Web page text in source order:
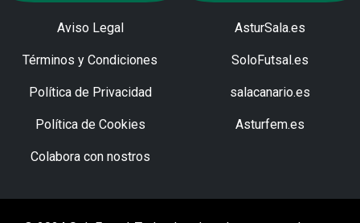
Aviso Legal
Términos y Condiciones
Política de Privacidad
Política de Cookies
Colabora con nostros
AsturSala.es
SoloFutsal.es
salacanario.es
Asturfem.es